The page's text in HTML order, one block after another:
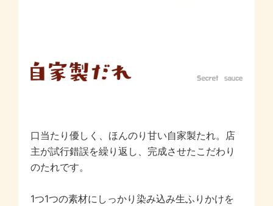
口当たり優しく、ほんのり甘い自家製たれ。店
主が試行錯誤を繰り返し、完成させたこだわり
のたれです。
1つ1つの素材にしっかり染み込み生ふりかけを